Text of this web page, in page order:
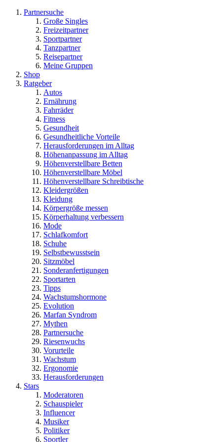
Partnersuche
Große Singles
Freizeitpartner
Sportpartner
Tanzpartner
Reisepartner
Meine Gruppen
Shop
Ratgeber
Autos
Ernährung
Fahrräder
Fitness
Gesundheit
Gesundheitliche Vorteile
Herausforderungen im Alltag
Höhenanpassung im Alltag
Höhenverstellbare Betten
Höhenverstellbare Möbel
Höhenverstellbare Schreibtische
Kleidergrößen
Kleidung
Körpergröße messen
Körperhaltung verbessern
Mode
Schlafkomfort
Schuhe
Selbstbewusstsein
Sitzmöbel
Sonderanfertigungen
Sportarten
Tipps
Wachstumshormone
Evolution
Marfan Syndrom
Mythen
Partnersuche
Riesenwuchs
Vorurteile
Wachstum
Ergonomie
Herausforderungen
Stars
Moderatoren
Schauspieler
Influencer
Musiker
Politiker
Sportler